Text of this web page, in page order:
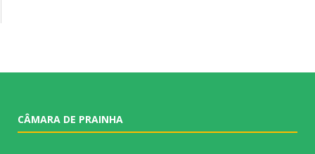
CÂMARA DE PRAINHA